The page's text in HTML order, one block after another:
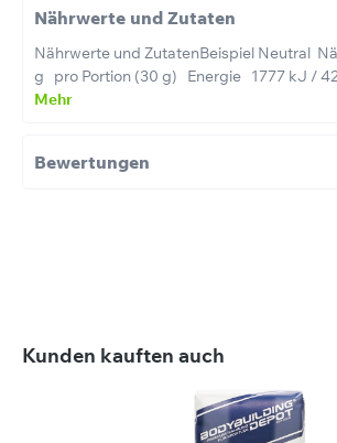
Nährwerte und Zutaten
Nährwerte und ZutatenBeispiel Neutral
g pro Portion (30 g) Energie 1777 kJ /
Mehr
Bewertungen
Produktgalerie überspringen
Kunden kauften auch